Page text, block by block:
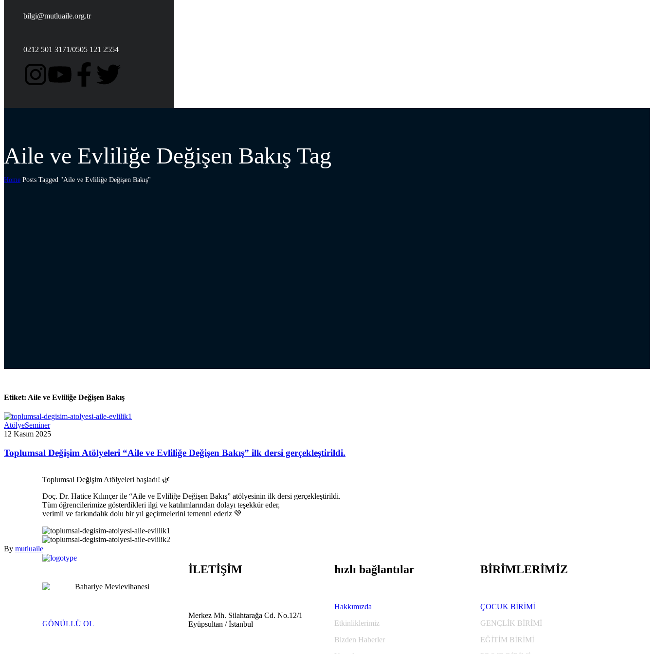
bilgi@mutluaile.org.tr
0212 501 3171/0505 121 2554
Aile ve Evliliğe Değişen Bakış Tag
Home Posts Tagged "Aile ve Evliliğe Değişen Bakış"
Etiket: Aile ve Evliliğe Değişen Bakış
AtölyeSeminer
12 Kasım 2025
Toplumsal Değişim Atölyeleri “Aile ve Evliliğe Değişen Bakış” ilk dersi gerçekleştirildi.
Toplumsal Değişim Atölyeleri başladı! 🌿
Doç. Dr. Hatice Kılınçer ile “Aile ve Evliliğe Değişen Bakış” atölyesinin ilk dersi gerçekleştirildi.
Tüm öğrencilerimize gösterdikleri ilgi ve katılımlarından dolayı teşekkür eder,
verimli ve farkındalık dolu bir yıl geçirmelerini temenni ederiz 💚
By mutluaile
GÖNÜLLÜ OL
İLETİŞİM
Merkez Mh. Silahtarağa Cd. No.12/1
Eyüpsultan / İstanbul
hızlı bağlantılar
Hakkımızda
Etkinliklerimiz
Bizden Haberler
BİRİMLERİMİZ
ÇOCUK BİRİMİ
GENÇLİK BİRİMİ
EĞİTİM BİRİMİ